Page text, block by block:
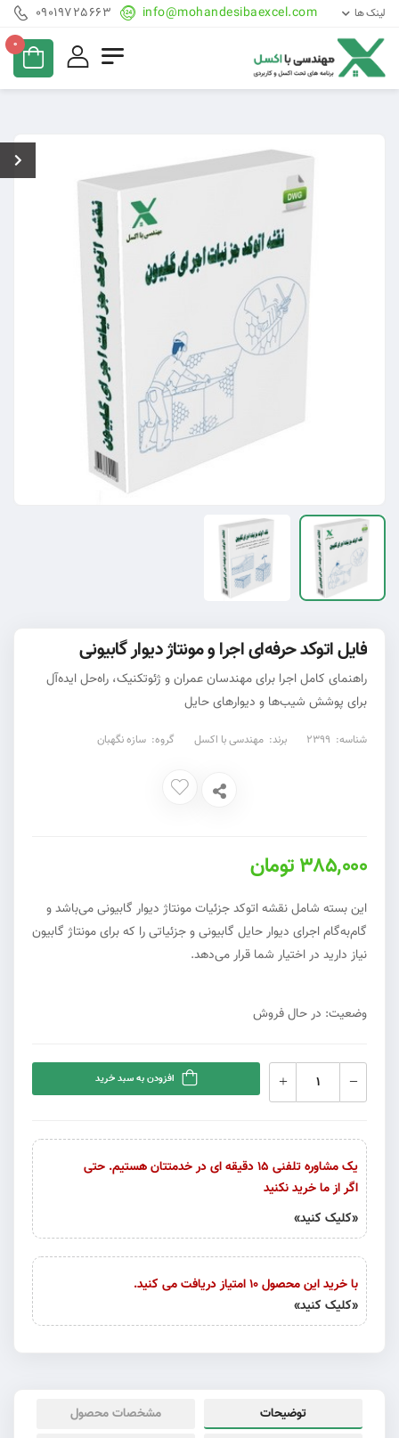
لینک ها 09019725663 info@mohandesibaexcel.com
0
فایل اتوکد حرفه‌ای اجرا و مونتاژ دیوار گابیونی
راهنمای کامل اجرا برای مهندسان عمران و ژئوتکنیک، راه‌حل ایده‌آل
برای پوشش شیب‌ها و دیوارهای حایل
شناسه: 2399 برند: مهندسی با اکسل گروه: سازه نگهبان
385,000 تومان
این بسته شامل نقشه اتوکد جزئیات مونتاژ دیوار گابیونی می‌باشد و
گام‌به‌گام اجرای دیوار حایل گابیونی و جزئیاتی را که برای مونتاژ گابیون
نیاز دارید در اختیار شما قرار می‌دهد.
وضعیت: در حال فروش
افزودن به سبد خرید
یک مشاوره تلفنی 15 دقیقه ای در خدمتتان هستیم. حتی
اگر از ما خرید نکنید
«کلیک کنید»
با خرید این محصول 10 امتیاز دریافت می کنید.
«کلیک کنید»
توضیحات
مشخصات محصول